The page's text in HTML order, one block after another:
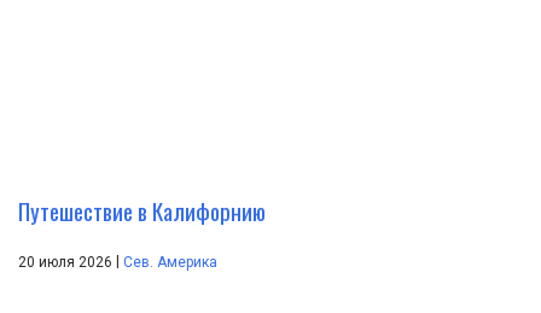
Путешествие в Калифорнию
20 июля 2026 | Сев. Америка